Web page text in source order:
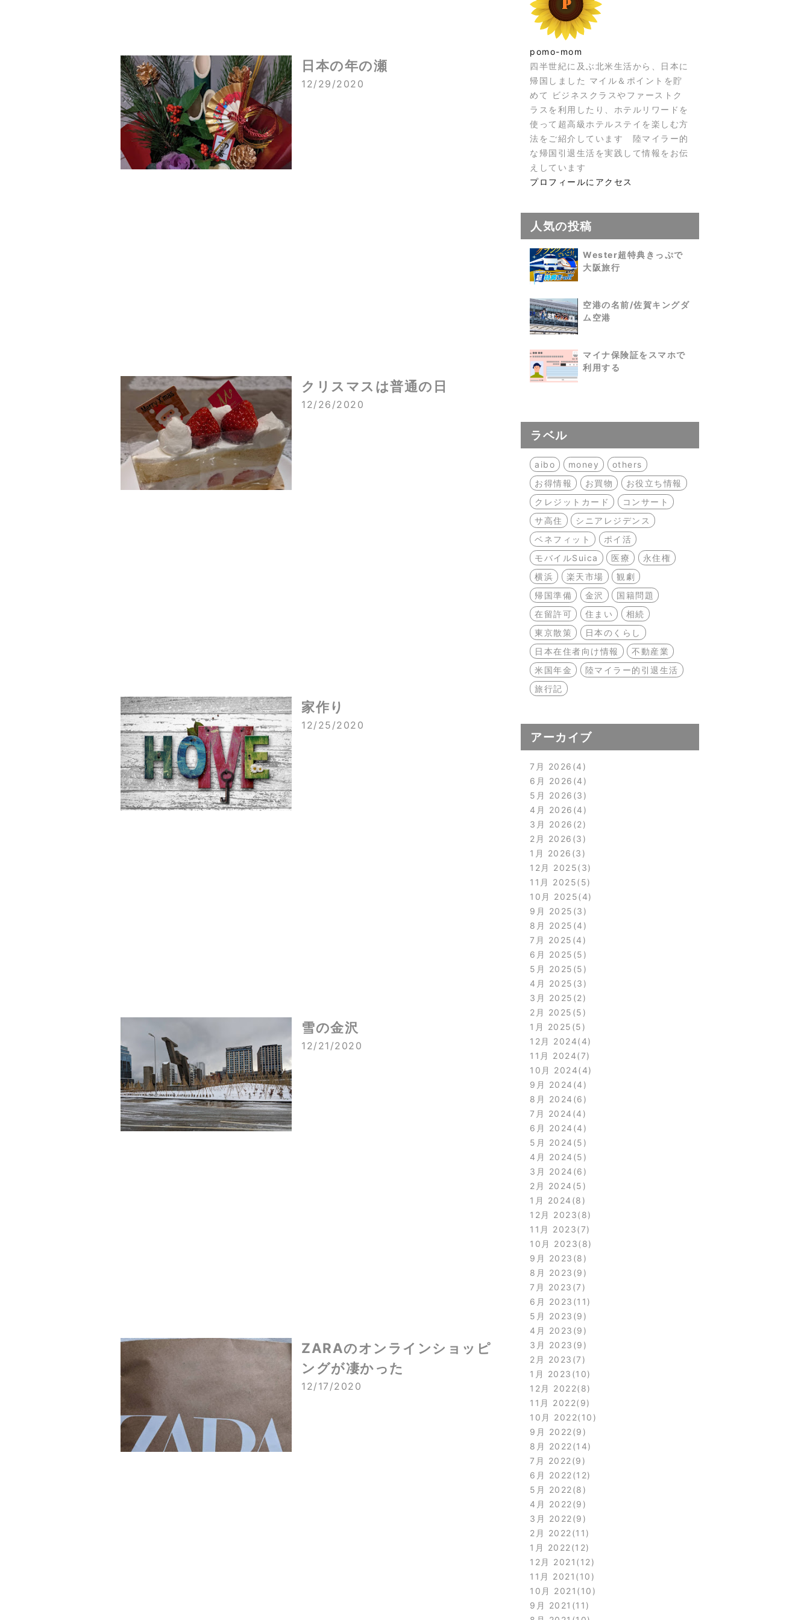
日本の年の瀬
12/29/2020
クリスマスは普通の日
12/26/2020
家作り
12/25/2020
雪の金沢
12/21/2020
ZARAのオンラインショッピ
ングが凄かった
12/17/2020
pomo-mom
四半世紀に及ぶ北米生活から、日本に
帰国しました マイル＆ポイントを貯
めて ビジネスクラスやファーストク
ラスを利用したり、ホテルリワードを
使って超高級ホテルステイを楽しむ方
法をご紹介しています 陸マイラー的
な帰国引退生活を実践して情報をお伝
えしています
プロフィールにアクセス
人気の投稿
Wester超特典きっぷで
大阪旅行
空港の名前/佐賀キングダ
ム空港
マイナ保険証をスマホで
利用する
ラベル
aibo money
others
お得情報
お買物
お役立ち情報
クレジットカード
コンサート
サ高住
シニアレジデンス
ベネフィット
ポイ活
モバイルSuica
医療
永住権
横浜
楽天市場
観劇
帰国準備
金沢
国籍問題
在留許可
住まい
相続
東京散策
日本のくらし
日本在住者向け情報
不動産業
米国年金
陸マイラー的引退生活
旅行記
アーカイブ
7月 2026 4
6月 2026 4
5月 2026 3
4月 2026 4
3月 2026 2
2月 2026 3
1月 2026 3
12月 2025 3
11月 2025 5
10月 2025 4
9月 2025 3
8月 2025 4
7月 2025 4
6月 2025 5
5月 2025 5
4月 2025 3
3月 2025 2
2月 2025 5
1月 2025 5
12月 2024 4
11月 2024 7
10月 2024 4
9月 2024 4
8月 2024 6
7月 2024 4
6月 2024 4
5月 2024 5
4月 2024 5
3月 2024 6
2月 2024 5
1月 2024 8
12月 2023 8
11月 2023 7
10月 2023 8
9月 2023 8
8月 2023 9
7月 2023 7
6月 2023 11
5月 2023 9
4月 2023 9
3月 2023 9
2月 2023 7
1月 2023 10
12月 2022 8
11月 2022 9
10月 2022 10
9月 2022 9
8月 2022 14
7月 2022 9
6月 2022 12
5月 2022 8
4月 2022 9
3月 2022 9
2月 2022 11
1月 2022 12
12月 2021
12
11月 2021
10
10月 2021
10
9月 2021
11